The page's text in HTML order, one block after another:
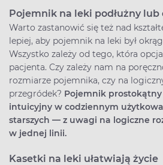
Pojemnik na leki podłużny lub
Warto zastanowić się też nad
lepiej, aby pojemnik na leki był
Wszystko zależy od tego, która
pacjenta. Czy zależy nam na
rozmiarze pojemnika, czy na
przegródek? Pojemnik
intuicyjny w codziennym
starszych — z uwagi na logiczne
w jednej linii.
Kasetki na leki ułatwiają życie